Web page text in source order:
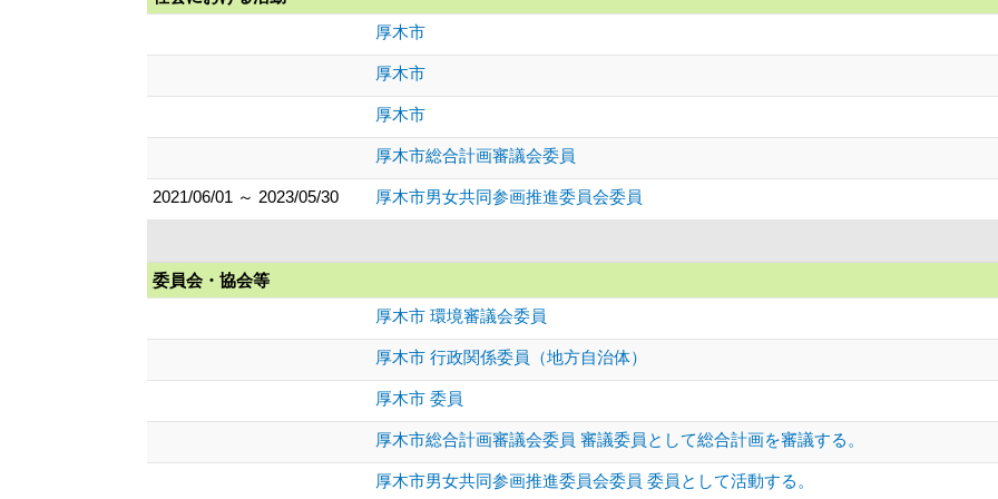
厚木市
厚木市
厚木市
厚木市総合計画審議会委員
2021/06/01 ～ 2023/05/30 厚木市男女共同参画推進委員会委員
委員会・協会等
厚木市 環境審議会委員
厚木市 行政関係委員（地方自治体）
厚木市 委員
厚木市総合計画審議会委員 審議委員として総合計画を審議する。
厚木市男女共同参画推進委員会委員 委員として活動する。